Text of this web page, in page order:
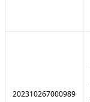
202310267000989